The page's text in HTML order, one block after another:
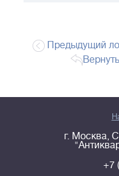
Предыдущий
г. Москва,
+7